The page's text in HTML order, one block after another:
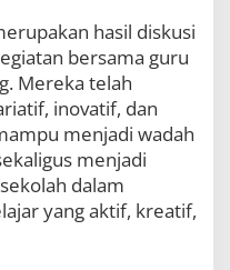
hasil diskusi
bersama guru
Mereka telah
inovatif, dan
menjadi wadah
menjadi
dalam
yang aktif, kreatif,